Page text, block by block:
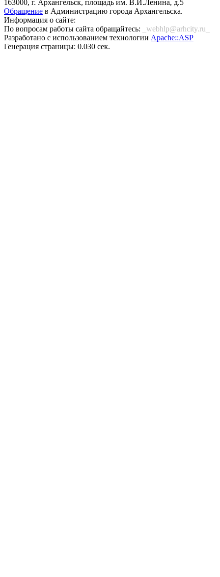
163000, г. Архангельск, площадь им. В.И.Ленина, д.5
Обращение в Администрацию города Архангельска.
Информация о сайте:
По вопросам работы сайта обращайтесь:
_webhlp@arhcity.ru_
Разработано с использованием технологии Apache::ASP
Генерация страницы: 0.030 сек.